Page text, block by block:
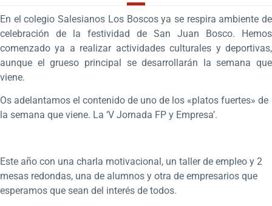
En el colegio Salesianos Los Boscos ya se respira ambiente de
celebración de la festividad de San Juan Bosco. Hemos
comenzado ya a realizar actividades culturales y deportivas,
aunque el grueso principal se desarrollarán la semana que
viene.
Os adelantamos el contenido de uno de los «platos fuertes» de
la semana que viene. La ‘V Jornada FP y Empresa’.
Este año con una charla motivacional, un taller de empleo y 2
mesas redondas, una de alumnos y otra de empresarios que
esperamos que sean del interés de todos.